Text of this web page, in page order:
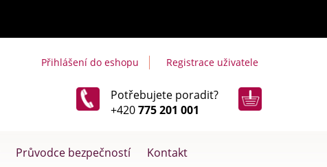
Přihlášení do eshopu Registrace uživatele
Potřebujete poradit?
+420775 201 001
Průvodce bezpečností Kontakt